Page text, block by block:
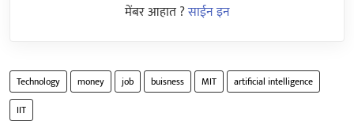
मेंबर आहात ?साईन इन
Technology money job buisness MIT
artificial intelligence
IIT